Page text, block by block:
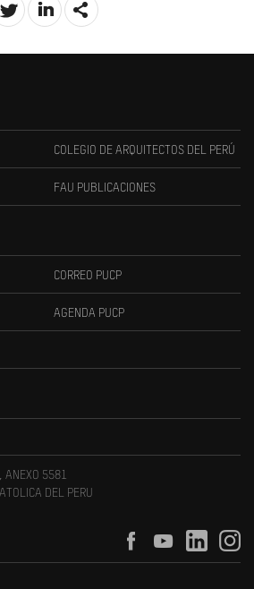
COLEGIO DE ARQUITECTOS DEL PERÚ
FAU PUBLICACIONES
CORREO PUCP
AGENDA PUCP
ANEXO 5581
DEL PERU